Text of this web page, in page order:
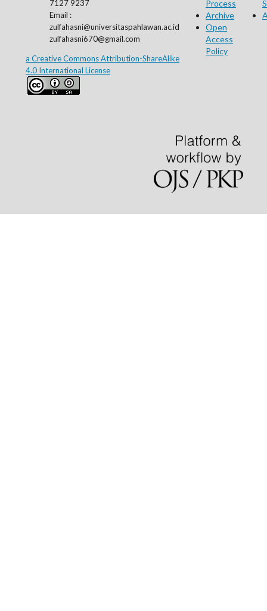
7127 9237
Email :
zulfahasni@universitaspahlawan.ac.id
zulfahasni670@gmail.com
a Creative Commons Attribution-ShareAlike
4.0 International License
Process
Archive
Open
Access
Policy